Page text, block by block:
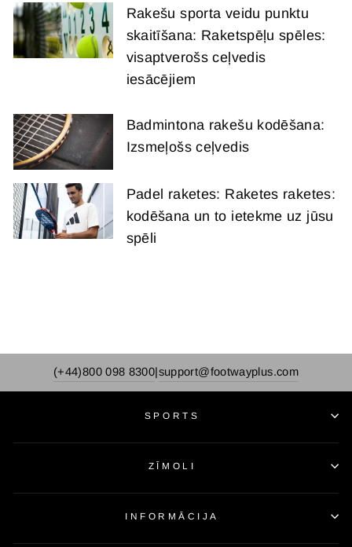
Rakešu sporta veidu punktu
skaitīšana: Raketspēļu spēles:
visaptverošs ceļvedis
iesācējiem
Badmintona rakešu kodēšana:
Izsmeļošs ceļvedis
Padel raketes: Raketes raketes:
kodēšana un to ietekme uz jūsu
spēli
(+44)800 098 8300|support@footwayplus.com
SPORTS
ZĪMOLI
INFORMĀCIJA